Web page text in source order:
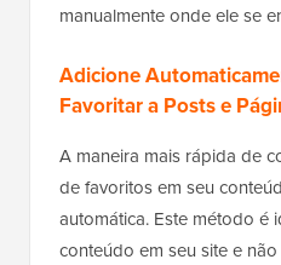
manualmente onde ele se
Adicione
Favoritar a Posts e
A maneira mais rápida de
de favoritos em seu
automática. Este método é
conteúdo em seu site e